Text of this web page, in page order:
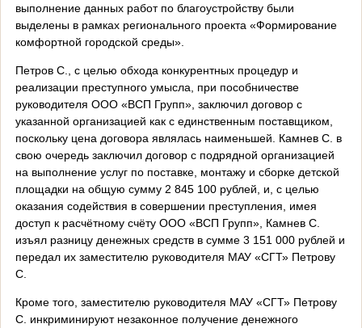
выполнение данных работ по благоустройству были
выделены в рамках регионального проекта «Формирование
комфортной городской среды».
Петров С., с целью обхода конкурентных процедур и
реализации преступного умысла, при пособничестве
руководителя ООО «ВСП Групп», заключил договор с
указанной организацией как с единственным поставщиком,
поскольку цена договора являлась наименьшей. Камнев С. в
свою очередь заключил договор с подрядной организацией
на выполнение услуг по поставке, монтажу и сборке детской
площадки на общую сумму 2 845 100 рублей, и, с целью
оказания содействия в совершении преступления, имея
доступ к расчётному счёту ООО «ВСП Групп», Камнев С.
изъял разницу денежных средств в сумме 3 151 000 рублей и
передал их заместителю руководителя МАУ «СГТ» Петрову
С.
Кроме того, заместителю руководителя МАУ «СГТ» Петрову
С. инкриминируют незаконное получение денежного